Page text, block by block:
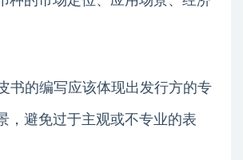
书的编写应该体现出发行方的专
，避免过于主观或不专业的表